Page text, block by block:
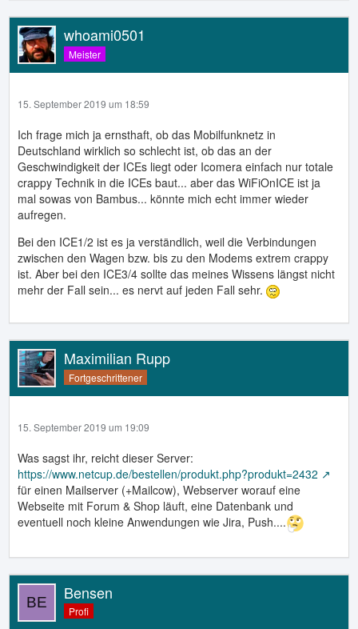
whoami0501
Meister
15. September 2019 um 18:59
Ich frage mich ja ernsthaft, ob das Mobilfunknetz in
Deutschland wirklich so schlecht ist, ob das an der
Geschwindigkeit der ICEs liegt oder Icomera einfach nur totale
crappy Technik in die ICEs baut... aber das WiFiOnICE ist ja
mal sowas von Bambus... könnte mich echt immer wieder
aufregen.
Bei den ICE1/2 ist es ja verständlich, weil die Verbindungen
zwischen den Wagen bzw. bis zu den Modems extrem crappy
ist. Aber bei den ICE3/4 sollte das meines Wissens längst nicht
mehr der Fall sein... es nervt auf jeden Fall sehr.
Maximilian Rupp
Fortgeschrittener
15. September 2019 um 19:09
Was sagst ihr, reicht dieser Server:
https://www.netcup.de/bestellen/produkt.php?produkt=2432
für einen Mailserver (+Mailcow), Webserver worauf eine
Webseite mit Forum & Shop läuft, eine Datenbank und
eventuell noch kleine Anwendungen wie Jira, Push....
Bensen
Profi